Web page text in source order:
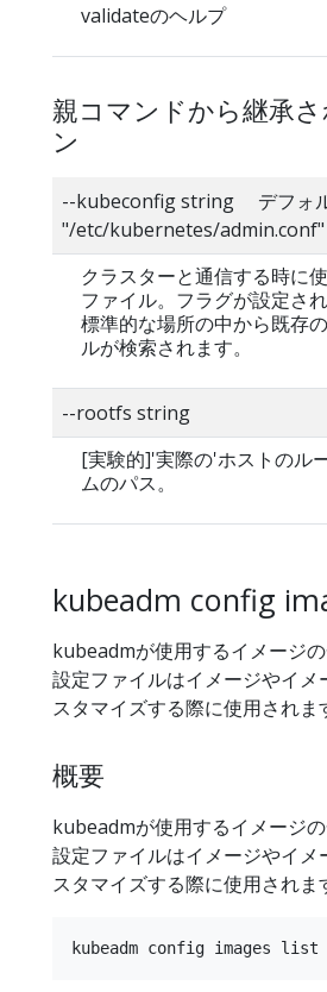
validateのヘルプ
親コマンドから継承
ン
--kubeconfig string デフォ
"/etc/kubernetes/admin.conf"
クラスターと通信する時に
ファイル。フラグが設定さ
標準的な場所の中から既存
ルが検索されます。
--rootfs string
[実験的]'実際の'ホストのル
ムのパス。
kubeadm config
kubeadmが使用するイメージの
設定ファイルはイメージやイメ
スタマイズする際に使用されま
概要
kubeadmが使用するイメージの
設定ファイルはイメージやイメ
スタマイズする際に使用されま